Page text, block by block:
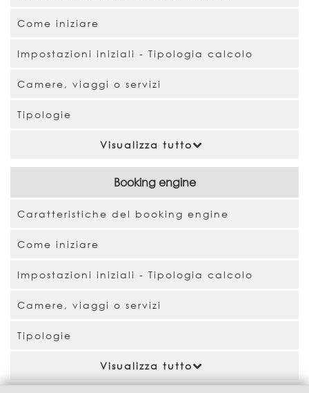
Come iniziare
Impostazioni iniziali - Tipologia calcolo
Camere, viaggi o servizi
Tipologie
Visualizza tutto
Booking engine
Caratteristiche del booking engine
Come iniziare
Impostazioni iniziali - Tipologia calcolo
Camere, viaggi o servizi
Tipologie
Visualizza tutto